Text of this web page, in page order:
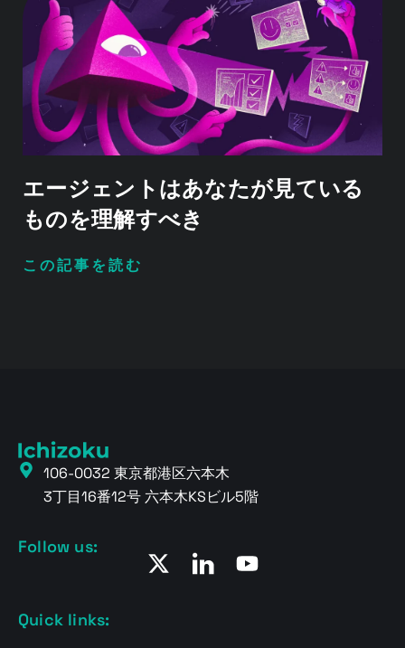
エージェントはあなたが見ている
ものを理解すべき
この記事を読む
106-0032 東京都港区六本木
3丁目16番12号 六本木KSビル5階
Quick links:
Follow us: